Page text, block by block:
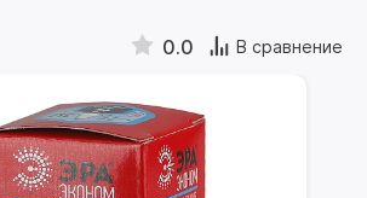
0.0 В сравнение